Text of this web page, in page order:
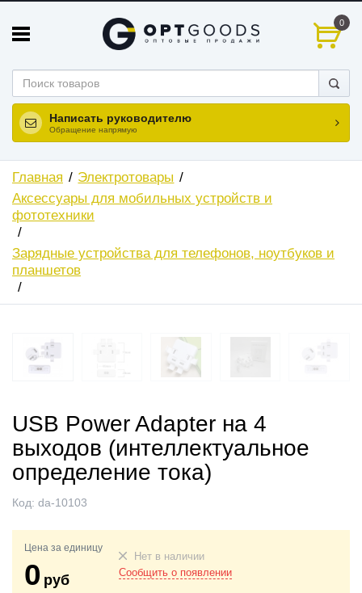
0
Написать руководителю
Обращение напрямую
Главная
Электротовары
Аксессуары для мобильных устройств и
фототехники
Зарядные устройства для телефонов, ноутбуков и
планшетов
USB Power Adapter на 4
выходов (интеллектуальное
определение тока)
Код: da-10103
Цена за единицу
0 руб
Нет в наличии
Сообщить о появлении